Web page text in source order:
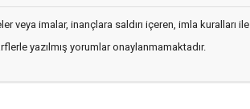
veya imalar, inançlara saldırı içeren, imla kuralları ile
yazılmış yorumlar onaylanmamaktadır.